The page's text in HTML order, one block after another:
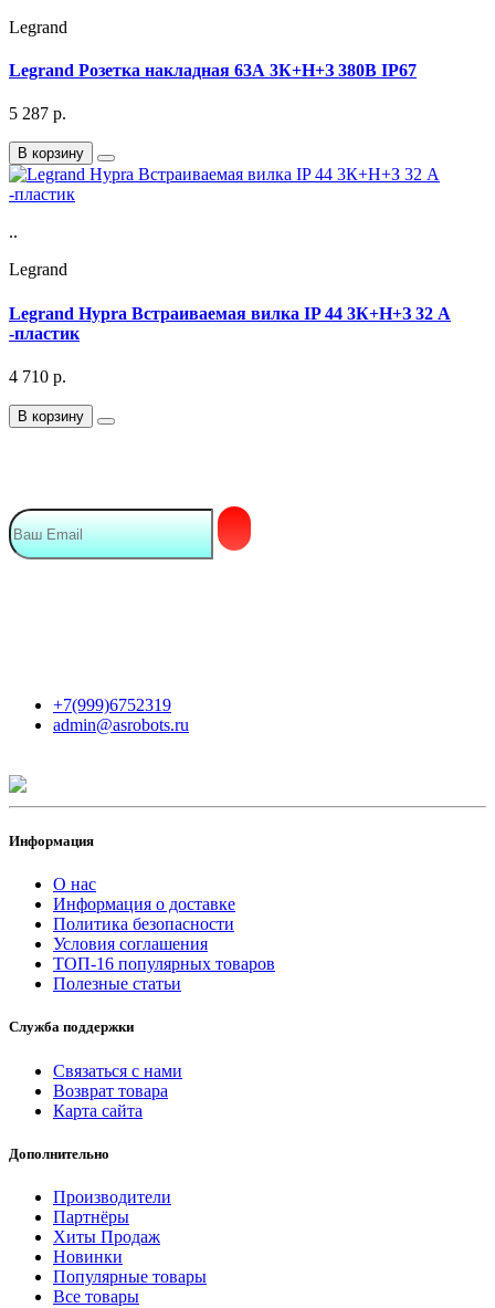
Legrand
Legrand Розетка накладная 63А 3К+Н+З 380В IP67
5 287 р.
В корзину
..
Legrand
Legrand Hypra Встраиваемая вилка IP 44 3К+Н+З 32 А
-пластик
4 710 р.
В корзину
+7(999)6752319
admin@asrobots.ru
Информация
О нас
Информация о доставке
Политика безопасности
Условия соглашения
ТОП-16 популярных товаров
Полезные статьи
Служба поддержки
Связаться с нами
Возврат товара
Карта сайта
Дополнительно
Производители
Партнёры
Хиты Продаж
Новинки
Популярные товары
Все товары